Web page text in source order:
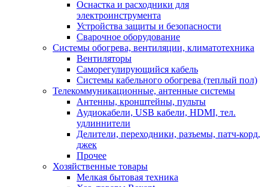
Оснастка и расходники для
электроинструмента
Устройства защиты и безопасности
Сварочное оборудование
Системы обогрева, вентиляции, климатотехника
Вентиляторы
Саморегулирующийся кабель
Системы кабельного обогрева (теплый пол)
Телекоммуникационные, антенные системы
Антенны, кронштейны, пульты
Аудиокабели, USB кабели, HDMI, тел.
удлиннители
Делители, переходники, разъемы, патч-корд,
джек
Прочее
Хозяйственные товары
Мелкая бытовая техника